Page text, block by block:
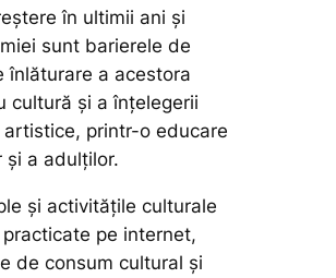
în ultimii ani și
sunt barierele de
înlăturare a acestora
cultură și a înțelegerii
printr-o educare
și a adulților.
și activitățile culturale
pe internet,
de consum cultural și